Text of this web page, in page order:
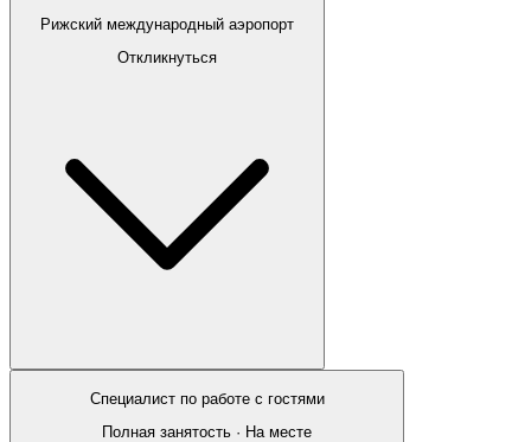
Рижский международный аэропорт
Откликнуться
Специалист по работе с гостями
Полная занятость · На месте